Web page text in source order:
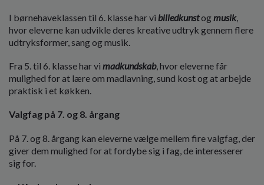
I børnehaveklassen til 6. klasse har vi billedkunstogmusik,
hvor eleverne kan udvikle deres kreative udtryk gennem flere
udtryksformer, sang og musik.
Fra 5. til 6. klasse har vi madkundskab, hvor eleverne får
mulighed for at lære om madlavning, sund kost og at arbejde
praktisk i et køkken.
Valgfag på 7. og 8. årgang
På 7. og 8. årgang kan eleverne vælge mellem fire valgfag, der
giver dem mulighed for at fordybe sig i fag, de interesserer
sig for.